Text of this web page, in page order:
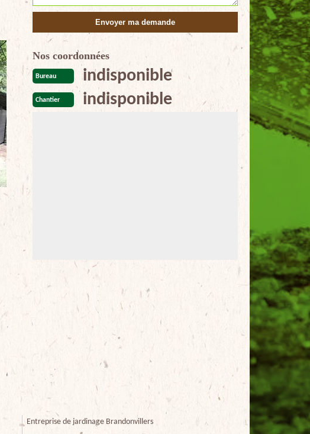
Nos coordonnées
Bureau indisponible
Chantier indisponible
Entreprise de jardinage Brandonvillers